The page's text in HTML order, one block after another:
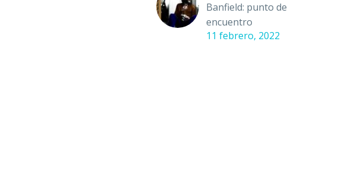
Banfield: punto de
encuentro
11 febrero, 2022